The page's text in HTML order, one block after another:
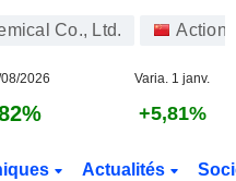
Co., Ltd. Actions
2026 Varia. 1 janv.
+5,81%
Actualités